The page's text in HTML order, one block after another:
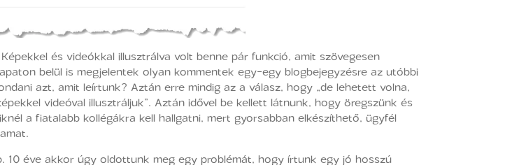
és videókkal illusztrálva volt benne pár funkció, amit szövegesen
belül is megjelentek olyan kommentek egy-egy blogbejegyzésre az utóbbi
azt, amit leírtunk? Aztán erre mindig az a válasz, hogy „de lehetett volna,
videóval illusztráljuk”. Aztán idővel be kellett látnunk, hogy öregszünk és
a fiatalabb kollégákra kell hallgatni, mert gyorsabban elkészíthető, ügyfél
éve akkor úgy oldottunk meg egy problémát, hogy írtunk egy jó hosszú